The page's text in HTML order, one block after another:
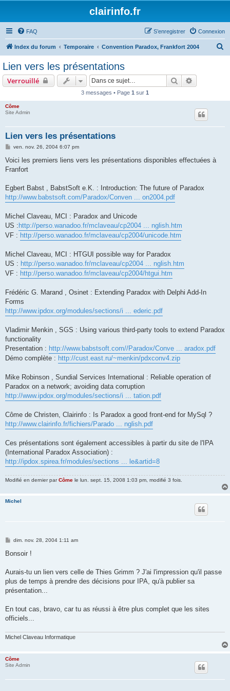
clairinfo.fr
FAQ Connexion
S’enregistrer
Index du forum Temporaire Convention Paradox, Frankfort 2004
Lien vers les présentations
Verrouillé Rechercher
3 messages • Page 1 sur 1
Côme
Site Admin
Lien vers les présentations
M
s
a
ven. nov. 26, 2004 6:07 pm
Voici les premiers liens vers les présentations disponibles effectuées à
Franfort
Egbert Babst , BabstSoft e.K. : Introduction: The future of Paradox
http://www.babstsoft.com/Paradox/Conven ... on2004.pdf
Michel Claveau, MCI : Paradox and Unicode
US : http://perso.wanadoo.fr/mclaveau/cp2004 ... nglish.htm
VF : http://perso.wanadoo.fr/mclaveau/cp2004/unicode.htm
Michel Claveau, MCI : HTGUI possible way for Paradox
US : http://perso.wanadoo.fr/mclaveau/cp2004 ... nglish.htm
VF : http://perso.wanadoo.fr/mclaveau/cp2004/htgui.htm
Frédéric G. Marand , Osinet : Extending Paradox with Delphi Add-In
Forms
http://www.ipdox.org/modules/sections/i ... ederic.pdf
Vladimir Menkin , SGS : Using various third-party tools to extend Paradox
functionality
Presentation : http://www.babstsoft.com//Paradox/Conve ... aradox.pdf
Démo complète : http://cust.east.ru/~menkin/pdxconv4.zip
Mike Robinson , Sundial Services International : Reliable operation of
Paradox on a network; avoiding data corruption
http://www.ipdox.org/modules/sections/i ... tation.pdf
Côme de Christen, Clairinfo : Is Paradox a good front-end for MySql ?
http://www.clairinfo.fr/fichiers/Parado ... nglish.pdf
Ces présentations sont également accessibles à partir du site de l'IPA
(International Paradox Association) :
http://ipdox.spirea.fr/modules/sections ... le&artid=8
Modifié en dernier parCôme le lun. sept. 15, 2008 1:03 pm, modifié 3 fois.
Michel
M
s
g
dim. nov. 28, 2004 1:11 am
Bonsoir !
Aurais-tu un lien vers celle de Thies Grimm ? J'ai l'impression qu'il passe
plus de temps à prendre des décisions pour IPA, qu'à publier sa
présentation...
En tout cas, bravo, car tu as réussi à être plus complet que les sites
officiels...
Michel Claveau Informatique
Côme
Site Admin